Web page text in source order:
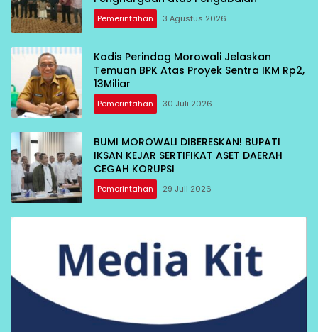
Pemerintahan 3 Agustus 2026
Kadis Perindag Morowali Jelaskan
Temuan BPK Atas Proyek Sentra IKM Rp2,
13Miliar
Pemerintahan 30 Juli 2026
BUMI MOROWALI DIBERESKAN! BUPATI
IKSAN KEJAR SERTIFIKAT ASET DAERAH
CEGAH KORUPSI
Pemerintahan 29 Juli 2026